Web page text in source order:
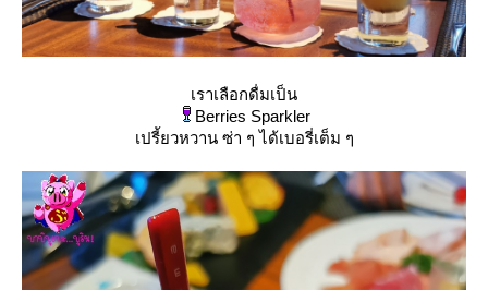
เราเลือกดื่มเป็น
Berries Sparkler
เปรี้ยวหวาน ซ่า ๆ ได้เบอรี่เต็ม ๆ